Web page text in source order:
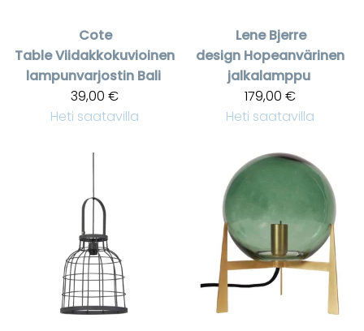
Cote
TableViidakkokuvioinen
lampunvarjostin Bali
39,00 €
Heti saatavilla
Lene Bjerre
design Hopeanvärinen
jalkalamppu
179,00 €
Heti saatavilla